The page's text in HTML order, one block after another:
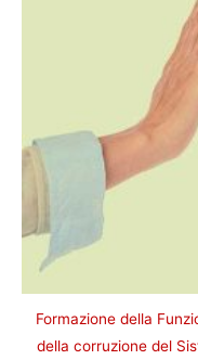
Formazione della
della corruzione del